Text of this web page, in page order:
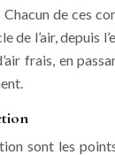
de ces
de l’air, depuis
frais, en
sont les